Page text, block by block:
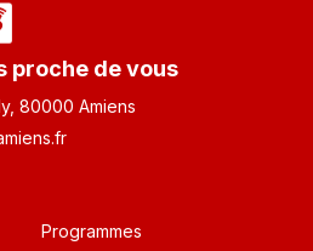
proche de vous
80000 Amiens
Programmes